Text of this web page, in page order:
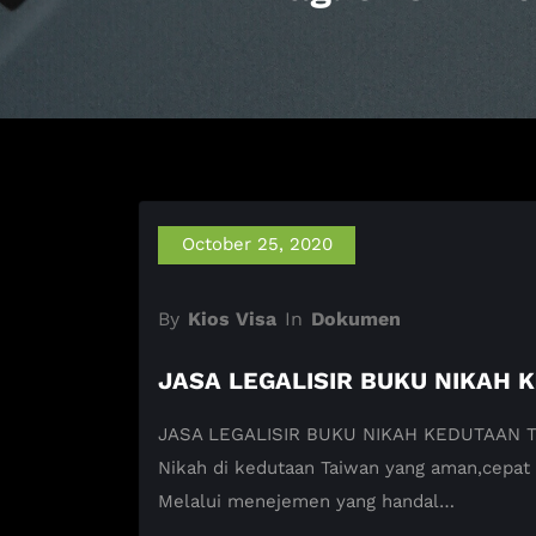
October 25, 2020
By Kios Visa In Dokumen
JASA LEGALISIR BUKU NIKAH
JASA LEGALISIR BUKU NIKAH
Nikah di kedutaan Taiwan yang
Melalui menejemen yang handal…